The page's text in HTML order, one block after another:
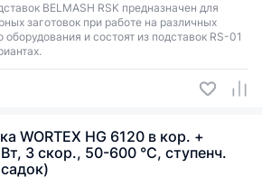
BELMASH RSK предназначен для
заготовок при работе на различных
и состоят из подставок RS-01
WORTEX HG 6120 в кор. +
3 скор., 50-600 °С, ступенч.